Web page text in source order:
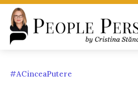
#ACinceaPutere